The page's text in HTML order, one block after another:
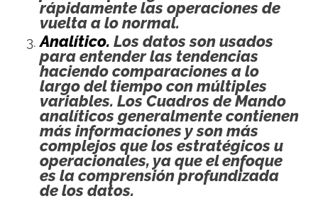
rápidamente las operaciones de
vuelta a lo normal.
Analítico. Los datos son usados
para entender las tendencias
haciendo comparaciones a lo
largo del tiempo con múltiples
variables. Los Cuadros de Mando
analíticos generalmente contienen
más informaciones y son más
complejos que los estratégicos u
operacionales, ya que el enfoque
es la comprensión profundizada
de los datos.